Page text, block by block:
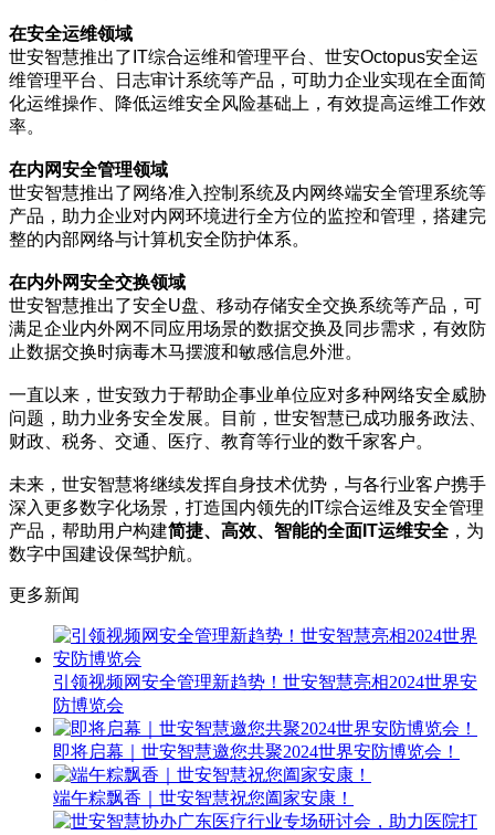
在安全运维领域
世安智慧推出了IT综合运维和管理平台、世安Octopus安全运
维管理平台、日志审计系统等产品，可助力企业实现在全面简
化运维操作、降低运维安全风险基础上，有效提高运维工作效
率。
在内网安全管理领域
世安智慧推出了网络准入控制系统及内网终端安全管理系统等
产品，助力企业对内网环境进行全方位的监控和管理，搭建完
整的内部网络与计算机安全防护体系。
在内外网安全交换领域
世安智慧推出了安全U盘、移动存储安全交换系统等产品，可
满足企业内外网不同应用场景的数据交换及同步需求，有效防
止数据交换时病毒木马摆渡和敏感信息外泄。
一直以来，世安致力于帮助企事业单位应对多种网络安全威胁
问题，助力业务安全发展。目前，世安智慧已成功服务政法、
财政、税务、交通、医疗、教育等行业的数千家客户。
未来，世安智慧将继续发挥自身技术优势，与各行业客户携手
深入更多数字化场景，打造国内领先的IT综合运维及安全管理
产品，帮助用户构建简捷、高效、智能的全面IT运维安全 ，为
数字中国建设保驾护航。
更多新闻
引领视频网安全管理新趋势！世安智慧亮相2024世界安
防博览会
即将启幕｜世安智慧邀您共聚2024世界安防博览会！
端午粽飘香｜世安智慧祝您阖家安康！